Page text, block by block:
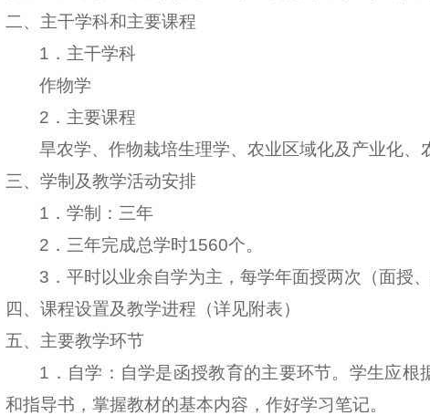
二、主干学科和主要课程
1 ．主干学科
作物学
2 ．主要课程
旱农学、作物栽培生理学、农业区域化及产业化、
三、学制及教学活动安排
1 ．学制：三年
2 ．三年完成总学时1560个。
3 ．平时以业余自学为主，每学年面授两次（面授
四、课程设置及教学进程（详见附表）
五、主要教学环节
1 ．自学：自学是函授教育的主要环节。学生应
和指导书，掌握教材的基本内容，作好学习笔记。